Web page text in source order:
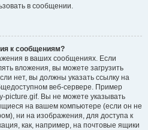
в сообщении.
к сообщениям?
в ваших сообщениях. Если
вложения, вы можете загрузить
нет, вы должны указать ссылку на
веб-сервере. Пример
picture.gif. Вы не можете указывать
на вашем компьютере (если он не
ни на изображения, для доступа к
как, например, на почтовые ящики